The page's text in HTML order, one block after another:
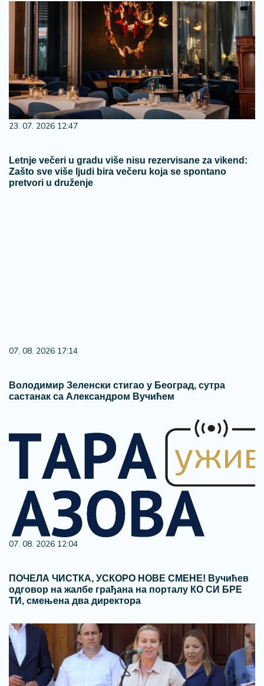
23. 07. 2026 12:47
Letnje večeri u gradu više nisu rezervisane za vikend:
Zašto sve više ljudi bira večeru koja se spontano
pretvori u druženje
07. 08. 2026 17:14
Володимир Зеленски стигао у Београд, сутра
састанак са Александром Вучићем
07. 08. 2026 12:04
ПОЧЕЛА ЧИСТКА, УСКОРО НОВЕ СМЕНЕ! Вучићев
одговор на жалбе грађана на порталу КО СИ БРЕ
ТИ, смењена два директора